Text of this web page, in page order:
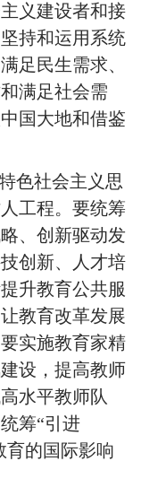
义建设者和接
持和运用系统
足民生需求、
满足社会需
国大地和借鉴
色社会主义思
工程。要统筹
、创新驱动发
创新、人才培
升教育公共服
教育改革发展
实施教育家精
设，提高教师
水平教师队
筹“引进
育的国际影响